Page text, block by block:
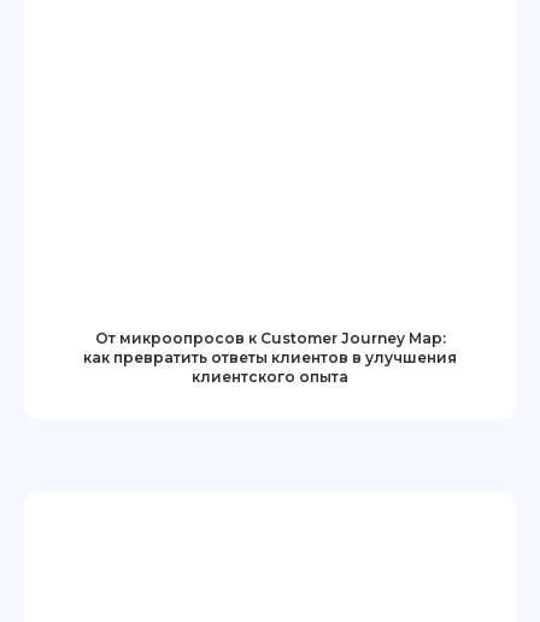
От микроопросов к Customer Journey Map:
как превратить ответы клиентов в улучшения
клиентского опыта
ПОДДЕРЖКА